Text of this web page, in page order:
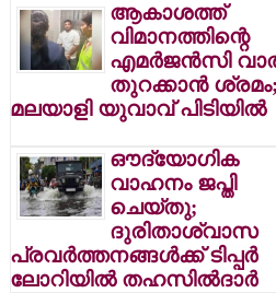
ആകാശത്ത്
വിമാനത്തിന്റെ
എമര്‍ജന്‍സി
തുറക്കാന്‍
മലയാളി യുവാവ് പിടിയില്‍
ഔദ്യോഗിക
വാഹനം ജപ്തി
ചെയ്തു;
ദുരിതാശ്വാസ
പ്രവര്‍ത്തനങ്ങള്‍ക്ക് ടിപ്പര്‍
ലോറിയില്‍ തഹസില്‍ദാര്‍